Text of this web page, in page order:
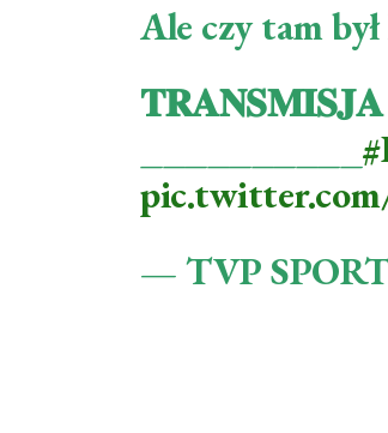
Ale czy tam był
— TVP